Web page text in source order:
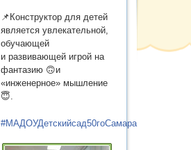
Карта сайта
📌Конструктор для детей
является увлекательной,
обучающей
и развивающей игрой на
фантазию 🙃и
«инженерное» мышление
😇.
#МАДОУДетскийсад50гоСамара